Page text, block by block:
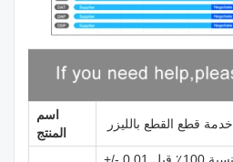
اسم
المنتج
خدمة قطع القطع بالليزر